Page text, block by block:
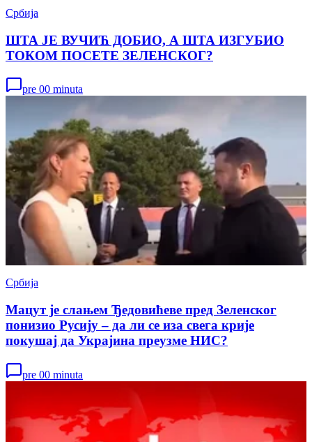
Србија
ШТА ЈЕ ВУЧИЋ ДОБИО, А ШТА ИЗГУБИО
ТОКОМ ПОСЕТЕ ЗЕЛЕНСКОГ?
pre 00 minuta
Србија
Мацут је слањем Ђедовићеве пред Зеленског
понизио Русију – да ли се иза свега крије
покушај да Украјина преузме НИС?
pre 00 minuta